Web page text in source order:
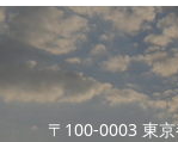
〒100-0003 東